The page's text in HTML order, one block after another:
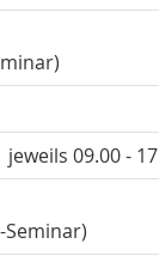
09.00 -
Seminar)